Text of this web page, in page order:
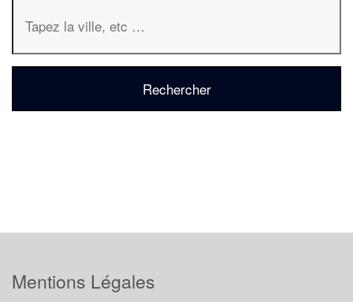
Mentions Légales